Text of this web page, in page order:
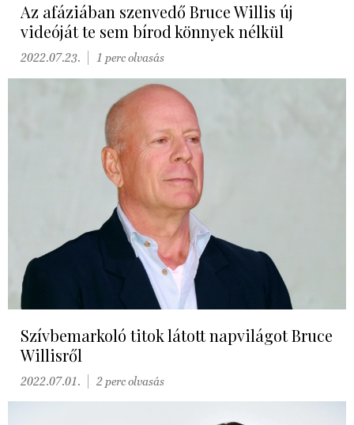
Az afáziában szenvedő Bruce Willis új
videóját te sem bírod könnyek nélkül
2022.07.23. 1 perc olvasás
Szívbemarkoló titok látott napvilágot Bruce
Willisről
2022.07.01. 2 perc olvasás